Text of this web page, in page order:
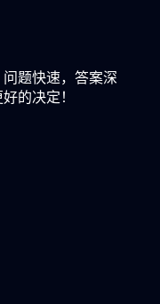
题快速，答案深
的决定！